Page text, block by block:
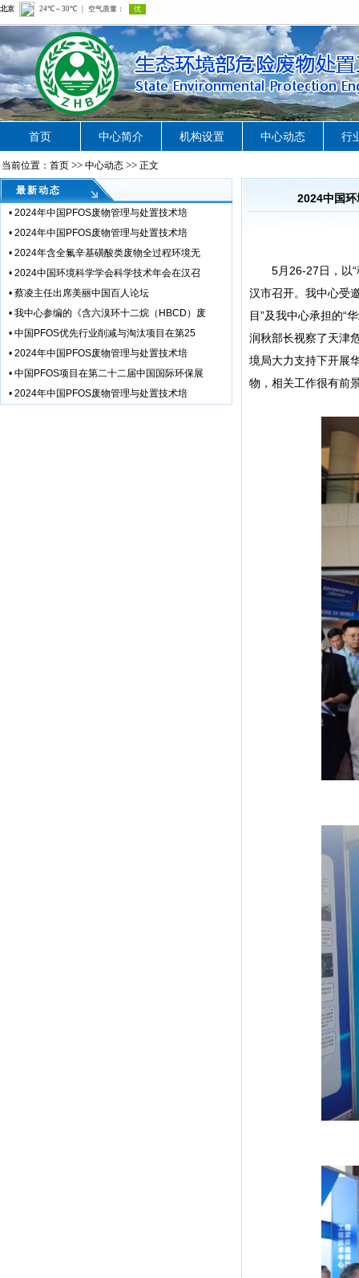
首页 中心简介 机构设置 中心动态 行
当前位置：首页 >> 中心动态 >> 正文
最新动态
• 2024年中国PFOS废物管理与处置技术培
• 2024年中国PFOS废物管理与处置技术培
• 2024年含全氟辛基磺酸类废物全过程环境无
• 2024中国环境科学学会科学技术年会在汉召
• 蔡凌主任出席美丽中国百人论坛
• 我中心参编的《含六溴环十二烷（HBCD）废
• 中国PFOS优先行业削减与淘汰项目在第25
• 2024年中国PFOS废物管理与处置技术培
• 中国PFOS项目在第二十二届中国国际环保展
• 2024年中国PFOS废物管理与处置技术培
2024中国
5月26-27日，以“
汉市召开。我中心受
目”及我中心承担的“
润秋部长视察了天津
境局大力支持下开展
物，相关工作很有前